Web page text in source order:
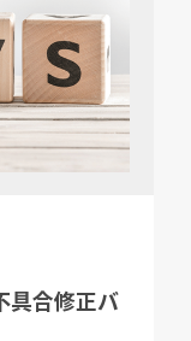
具合修正バ